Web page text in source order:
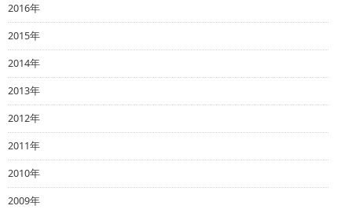
2016年
2015年
2014年
2013年
2012年
2011年
2010年
2009年